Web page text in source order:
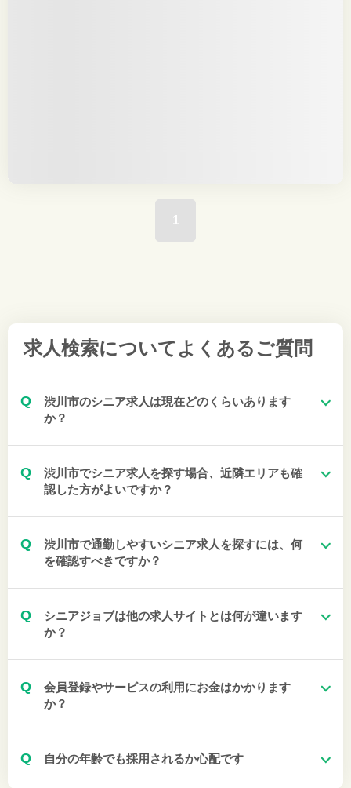
1
求人検索について よくあるご質問
Q
渋川市のシニア求人は現在どのくらいあります
か？
Q
渋川市でシニア求人を探す場合、近隣エリアも確
認した方がよいですか？
Q
渋川市で通勤しやすいシニア求人を探すには、何
を確認すべきですか？
Q
シニアジョブは他の求人サイトとは何が違います
か？
Q
会員登録やサービスの利用にお金はかかります
か？
Q 自分の年齢でも採用されるか心配です